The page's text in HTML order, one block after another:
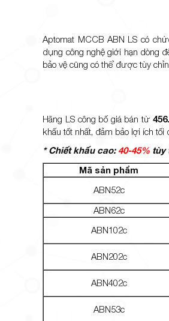
Aptomat MCCB ABN LS có
dụng công nghệ giới hạn dòng
bảo vệ cũng có thể được tùy
Hãng LS công bố giá bán từ
khấu tốt nhất, đảm bảo lợi ích
* Chiết khấu cao: 40-45% tùy
Mã sản phẩm
ABN52c
ABN62c
ABN102c
ABN202c
ABN402c
ABN53c